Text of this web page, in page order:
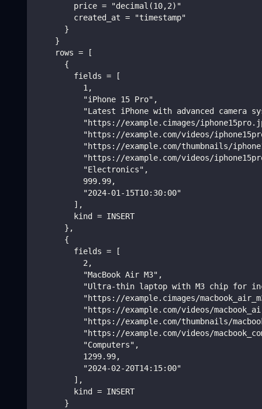
        price = "decimal(10,2)"
        created_at = "timestamp"
      }
    }
    rows = [
      {
        fields = [
          1,
          "iPhone 15 Pro",
"Latest iPhone with advanced camera
"https://example.cimages/
"https://example.com/videos/
"https://example.com/thumbnails/
"https://example.com/videos/
          "Electronics",
          999.99,
          "2024-01-15T10:30:00"
        ],
        kind = INSERT
      },
      {
        fields = [
          2,
          "MacBook Air M3",
"Ultra-thin laptop with M3 chip for
"https://example.cimages/
"https://example.com/videos/
"https://example.com/thumbnails/
"https://example.com/videos/
          "Computers",
          1299.99,
          "2024-02-20T14:15:00"
        ],
        kind = INSERT
      }